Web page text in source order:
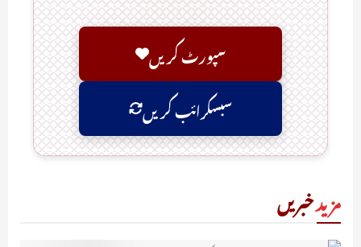
سپورٹ کریں
سبسکرائب کریں
مزیدخبریں